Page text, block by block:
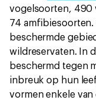
vogelsoorten, 490
74 amfibiesoorten.
beschermde
wildreservaten. In
beschermd tegen
inbreuk op hun
vormen enkele